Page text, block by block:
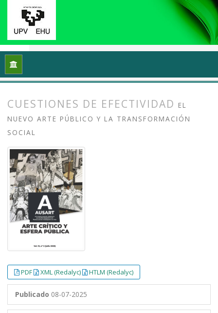
Inicio
CUESTIONES DE EFECTIVIDAD EL
NUEVO ARTE PÚBLICO Y LA TRANSFORMACIÓN
SOCIAL
PDF XML (Redalyc) HTLM (Redalyc)
Publicado 08-07-2025